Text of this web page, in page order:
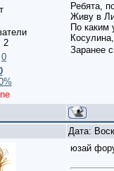
2
0
Ребята,
Живу в
По каким
Заранее
Дата:
юзай